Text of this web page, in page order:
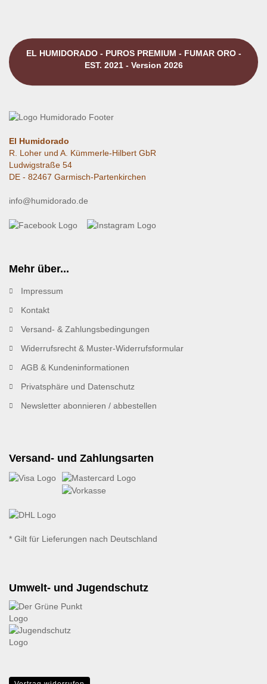
EL HUMIDORADO - PUROS PREMIUM - FUMAR ORO -
EST. 2021 - Version 2026
El Humidorado
R. Loher und A. Kümmerle-Hilbert GbR
Ludwigstraße 54
DE - 82467 Garmisch-Partenkirchen
info@humidorado.de
Mehr über...
Impressum
Kontakt
Versand- & Zahlungsbedingungen
Widerrufsrecht & Muster-Widerrufsformular
AGB & Kundeninformationen
Privatsphäre und Datenschutz
Newsletter abonnieren / abbestellen
Versand- und Zahlungsarten
* Gilt für Lieferungen nach Deutschland
Umwelt- und Jugendschutz